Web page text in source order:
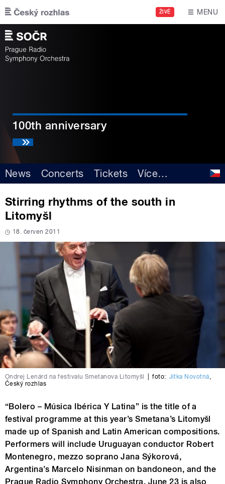
Skip to main content
ŽIVĚ MENU
100th anniversary
News Concerts Tickets Více…
Stirring rhythms of the south in
Litomyšl
18. červen 2011
Ondrej Lenárd na festivalu Smetanova Litomyšl foto: Jitka Novotná
Český rozhlas
“Bolero – Música Ibérica Y Latina” is the title of a
festival programme at this year’s Smetana’s Litomyšl
made up of Spanish and Latin American compositions.
Performers will include Uruguayan conductor Robert
Montenegro, mezzo soprano Jana Sýkorová,
Argentina’s Marcelo Nisinman on bandoneon, and the
Prague Radio Symphony Orchestra. June 23 is also